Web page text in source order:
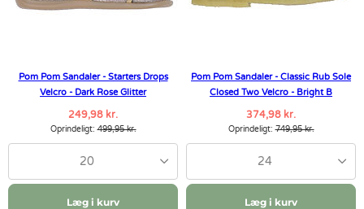
Pom Pom Sandaler - Starters Drops
Velcro - Dark Rose Glitter
249,98 kr.
Oprindeligt:499,95 kr.
20
Læg i kurv
Pom Pom Sandaler - Classic Rub Sole
Closed Two Velcro - Bright B
374,98 kr.
Oprindeligt:749,95 kr.
24
Læg i kurv